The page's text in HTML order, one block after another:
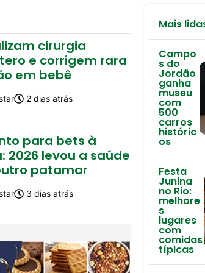
cirurgia
e corrigem rara
em bebê
2 dias atrás
para bets à
2026 levou a saúde
patamar
3 dias atrás
Mais
Campo
s do
Jordão
ganha
museu
com
500
carros
históric
os
Festa
Junina
no Rio:
melhore
s
lugares
com
comidas
típicas